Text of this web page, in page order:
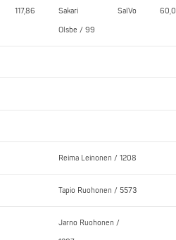
117,86 Sakari
Olsbe / 99
SalVo 60,0
Reima Leinonen / 1208
Tapio Ruohonen / 5573
Jarno Ruohonen /